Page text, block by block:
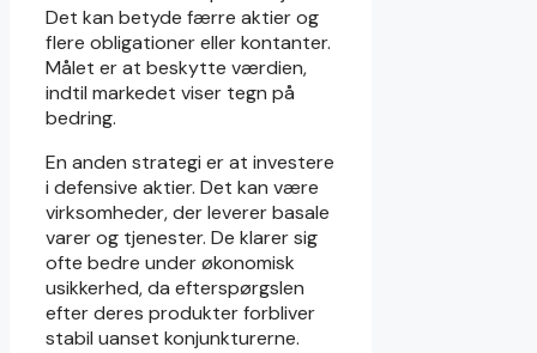
Det kan betyde færre aktier og
flere obligationer eller kontanter.
Målet er at beskytte værdien,
indtil markedet viser tegn på
bedring.
En anden strategi er at investere
i defensive aktier. Det kan være
virksomheder, der leverer basale
varer og tjenester. De klarer sig
ofte bedre under økonomisk
usikkerhed, da efterspørgslen
efter deres produkter forbliver
stabil uanset konjunkturerne.